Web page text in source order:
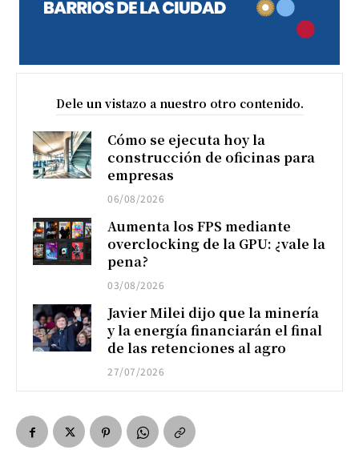
Dele un vistazo a nuestro otro contenido.
Cómo se ejecuta hoy la
construcción de oficinas para
empresas
06/08/2026
Aumenta los FPS mediante
overclocking de la GPU: ¿vale la
pena?
03/08/2026
Javier Milei dijo que la minería
y la energía financiarán el final
de las retenciones al agro
27/07/2026